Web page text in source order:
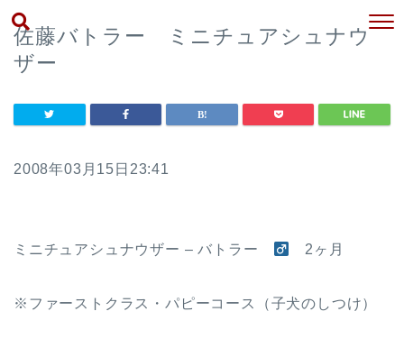
佐藤バトラー ミニチュアシュナウ
ザー
2008年03月15日23:41
ミニチュアシュナウザー – バトラー 2ヶ月
※ファーストクラス・パピーコース（子犬のしつけ）